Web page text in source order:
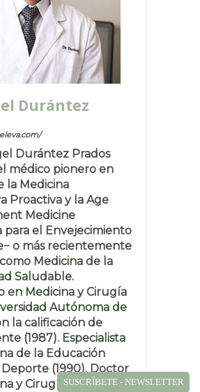
Durántez
Durántez Prados
médico pionero en
la Medicina
Proactiva y la Age
Medicine
para el Envejecimiento
o más recientemente
Medicina de la
Saludable.
en Medicina y Cirugía
Autónoma de
la calificación de
(1987). Especialista
de la Educación
Deporte (1990). Doctor
y Cirugía “CumSUSCRÍBETE - NEWSLETTER